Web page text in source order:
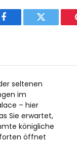
Facebook Twitter